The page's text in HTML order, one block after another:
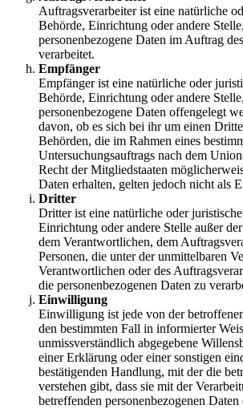
Auftragsverarbeiter ist eine natürliche
Behörde, Einrichtung oder andere
personenbezogene Daten im Auftrag
verarbeitet.
Empfänger
Empfänger ist eine natürliche oder
Behörde, Einrichtung oder andere
personenbezogene Daten offengelegt
davon, ob es sich bei ihr um einen
Behörden, die im Rahmen eines
Untersuchungsauftrags nach dem
Recht der Mitgliedstaaten
Daten erhalten, gelten jedoch nicht als
Dritter
Dritter ist eine natürliche oder
Einrichtung oder andere Stelle außer
dem Verantwortlichen, dem
Personen, die unter der unmittelbaren
Verantwortlichen oder des
die personenbezogenen Daten zu
Einwilligung
Einwilligung ist jede von der
den bestimmten Fall in informierter
unmissverständlich abgegebene
einer Erklärung oder einer sonstigen
bestätigenden Handlung, mit der die
verstehen gibt, dass sie mit der
betreffenden personenbezogenen Daten